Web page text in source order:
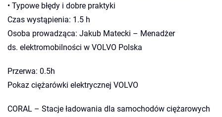
• Typowe błędy i dobre praktyki
Czas wystąpienia: 1.5 h
Osoba prowadząca: Jakub Matecki – Menadżer
ds. elektromobilności w VOLVO Polska
Przerwa: 0.5h
Pokaz ciężarówki elektrycznej VOLVO
CORAL – Stacje ładowania dla samochodów ciężarowych